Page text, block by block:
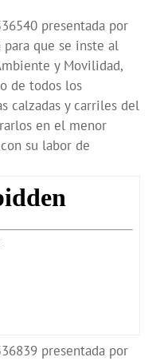
presentada por
que se inste al
y Movilidad,
de todos los
calzadas y carriles del
en el menor
su labor de
presentada por